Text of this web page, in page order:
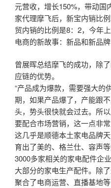
元营收，增长150%，带动国
家代理摩飞后，新宝内销比
贸内销的比例是8：2，今年
电商的新故事：新品和新品牌
曾展晖总结摩飞的成功，除
应链的优势。
“产品成为爆款，需要强大的
期，如果产品爆了，产能跟
头，势头很快就会过去。所
要配合市场营销，这一点非常
这几乎是顺德本土家电品牌
育出了美的、格兰仕、容声
3000多家相关的家电配件
大部分的家电生产配件。除
聚合了电商运营、直播基地